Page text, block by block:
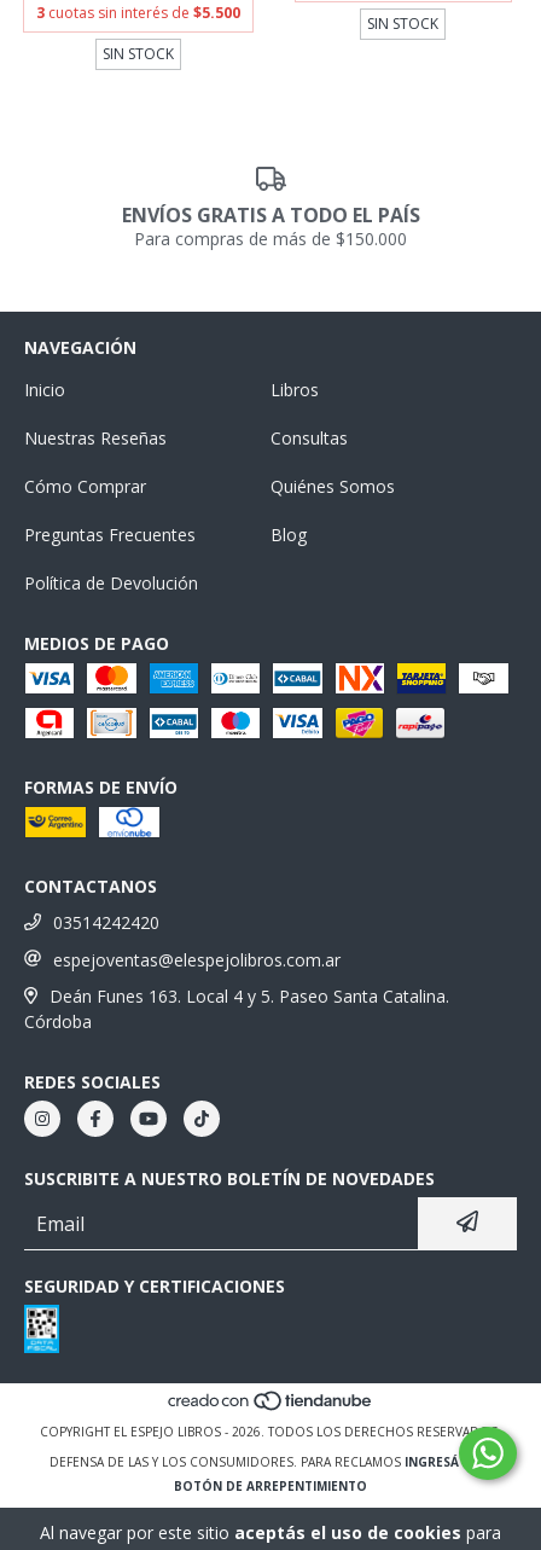
Al navegar por este sitio aceptás el uso de cookies para
3 cuotas sin interés de $5.500
SIN STOCK
SIN STOCK
ENVÍOS GRATIS A TODO EL PAÍS
Para compras de más de $150.000
NAVEGACIÓN
Inicio
Libros
Nuestras Reseñas Consultas
Cómo Comprar Quiénes Somos
Preguntas Frecuentes Blog
Política de Devolución
MEDIOS DE PAGO
FORMAS DE ENVÍO
CONTACTANOS
03514242420
espejoventas@elespejolibros.com.ar
Deán Funes 163. Local 4 y 5. Paseo Santa Catalina.
Córdoba
REDES SOCIALES
SUSCRIBITE A NUESTRO BOLETÍN DE NOVEDADES
SEGURIDAD Y CERTIFICACIONES
COPYRIGHT EL ESPEJO LIBROS - 2026. TODOS LOS DERECHOS RESERVADOS.
DEFENSA DE LAS Y LOS CONSUMIDORES. PARA RECLAMOS INGRESÁ ACÁ.
BOTÓN DE ARREPENTIMIENTO